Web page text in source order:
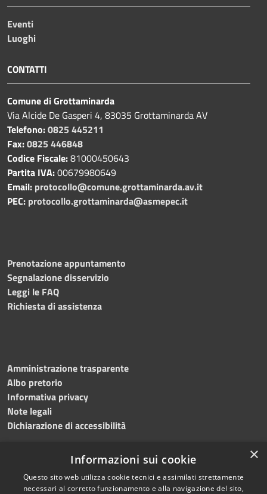
Eventi
Luoghi
CONTATTI
Comune di Grottaminarda
Via Alcide De Gasperi 4, 83035 Grottaminarda AV
Telefono:0825 445211
Fax:0825 446848
Codice Fiscale:81000450643
Partita IVA:00679980649
Email: protocollo@comune.grottaminarda.av.it
PEC: protocollo.grottaminarda@asmepec.it
Prenotazione appuntamento
Segnalazione disservizio
Leggi le FAQ
Richiesta di assistenza
Amministrazione trasparente
Albo pretorio
Informativa privacy
Note legali
Dichiarazione di accessibilità
RSS
Copyright © 2024 •
×
Informazioni sui cookie
Questo sito web utilizza cookie tecnici e assimilati strettamente
necessari al corretto funzionamento e alla navigazione del sito,